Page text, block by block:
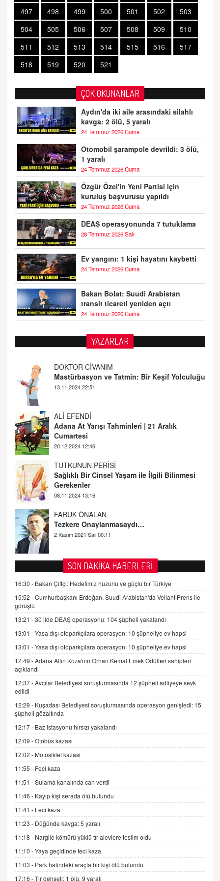
497 498 499 500 501 502
503
504
505 506 507 508 509
510
511
512 513 514 515 516
517
518
519 520 521
ÇOK OKUNANLAR
Aydın'da iki aile arasındaki silahlı
kavga: 2 ölü, 5 yaralı
24 Temmuz 2026 Cuma
Otomobil şarampole devrildi: 3 ölü,
1 yaralı
24 Temmuz 2026 Cuma
Özgür Özel'in Yeni Partisi için
kuruluş başvurusu yapıldı
24 Temmuz 2026 Cuma
DEAŞ operasyonunda 7 tutuklama
28 Temmuz 2026 Salı
Ev yangını: 1 kişi hayatını kaybetti
24 Temmuz 2026 Cuma
Bakan Bolat: Suudi Arabistan
transit ticareti yeniden açtı
24 Temmuz 2026 Cuma
YAZARLAR
DOKTOR CİVANIM
13.11.2024 22:51
Cumartesi
20.12.2024 12:46
TUTKUNUN PERİSİ
Gerekenler
08.11.2024 13:16
FARUK ÖNALAN
2 Kasım 2021 Salı 00:11
gelişimi
15.09.2025 16:17
SEHER EREK
Kış Ayları Geldi, Hangi Önlemler Alınmalı?
İNCİ GÜL AKÖL
Trump Keşke Adana'yı da Ziyaret Etse...
06.07.2026 13:00
ADEM AKÖL
Esed Destekçilerinin Yüzüne Vurulan Şamar:
Sednaya
11.12.2024 12:30
DR. EKREM ASLAN
Gerçek Ne, Algı Ne? "Beraber Yürüyoruz"
Cümlesinin Peşinden
19.07.2025 12:45
GÖNÜL MENEKŞE
Şifacının Yolu
AV. RÜMEYSA ÖZKALE
Kira Uyuşmazlıklarında Dava Açmadan Önce
Arabulucuya Başvuru Şartı
23.09.2023 16:30
SON DAKİKA HABERLERİ
16:30 - Bakan Çiftçi: Hedefimiz huzurlu ve güçlü bir Türkiye
15:52 -Cumhurbaşkanı Erdoğan, Suudi Arabistan'da Veliaht Prens ile
görüştü
13:21 -30 ilde DEAŞ operasyonu: 104 şüpheli yakalandı
13:01 -Yasa dışı otoparkçılara operasyon: 10 şüpheliye ev hapsi
13:01 -Yasa dışı otoparkçılara operasyon: 10 şüpheliye ev hapsi
12:49 -Adana Altın Koza'nın Orhan Kemal Emek Ödülleri sahipleri
açıklandı
12:37 -Avcılar Belediyesi soruşturmasında 12 şüpheli adliyeye sevk
edildi
12:29 - Kuşadası Belediyesi soruşturmasında operasyon genişledi: 15
şüpheli gözaltında
12:17 - Baz istasyonu hırsızı yakalandı
12:09 -Otobüs kazası
12:02 - Motosiklet kazası
11:55 - Feci kaza
11:51 -Sulama kanalında can verdi
11:46 - Kayıp kişi serada ölü bulundu
11:41 - Feci kaza
11:23 - Düğünde kavga: 5 yaralı
11:18 - Nargile kömürü yüklü tır alevlere teslim oldu
11:10 -Yaya geçidinde feci kaza
11:03 - Park halindeki araçta bir kişi ölü bulundu
17:16 -Tır dehşeti: 1 ölü, 9 yaralı